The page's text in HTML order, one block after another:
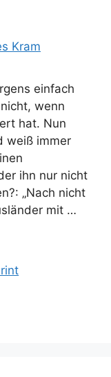
Kram
einfach
wenn
hat. Nun
weiß immer
ihn nur nicht
„Nach nicht
mit …